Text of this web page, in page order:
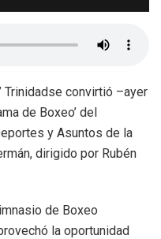
Trinidadse convirtió –ayer
de Boxeo’ del
y Asuntos de la
dirigido por Rubén
de Boxeo
la oportunidad